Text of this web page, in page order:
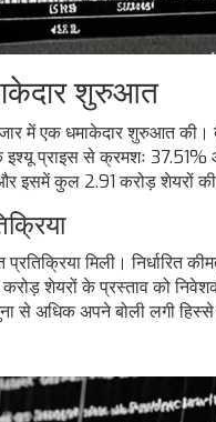
शुरुआत
में एक धमाकेदार शुरुआत
प्राइस से क्रमशः 37.51%
इसमें कुल 2.91 करोड़ शेयरों
मिली।
शेयरों के प्रस्ताव को
से अधिक अपने बोली लगी